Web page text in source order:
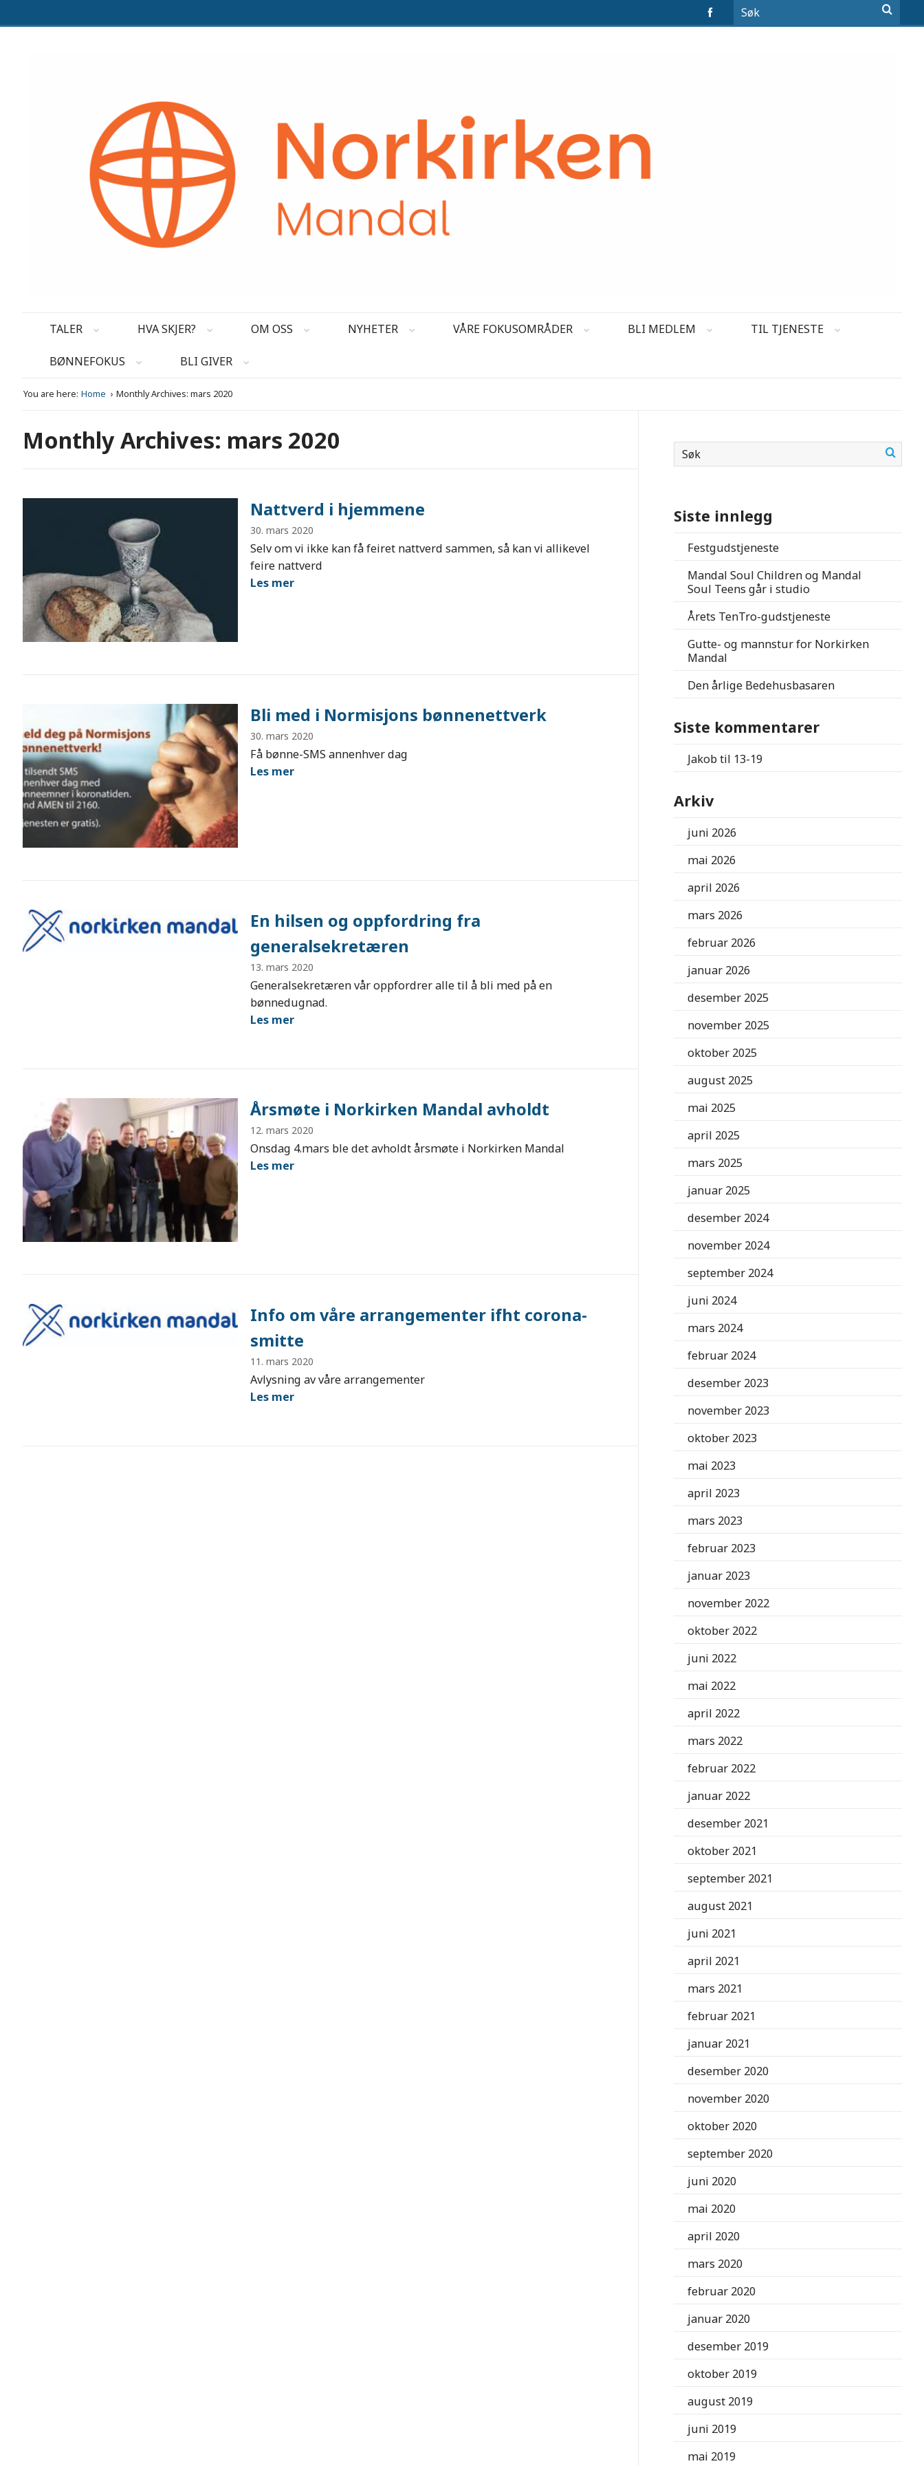
TALER HVA SKJER? OM OSS NYHETER VÅRE FOKUSOMRÅDER BLI MEDLEM TIL TJENESTE
BØNNEFOKUS BLI GIVER
You are here: Home Monthly Archives: mars 2020
Monthly Archives: mars 2020
Nattverd i hjemmene
30. mars 2020
Selv om vi ikke kan få feiret nattverd sammen, så kan vi allikevel
feire nattverd
Les mer
Bli med i Normisjons bønnenettverk
30. mars 2020
Få bønne-SMS annenhver dag
Les mer
En hilsen og oppfordring fra
generalsekretæren
13. mars 2020
Generalsekretæren vår oppfordrer alle til å bli med på en
bønnedugnad.
Les mer
Årsmøte i Norkirken Mandal avholdt
12. mars 2020
Onsdag 4.mars ble det avholdt årsmøte i Norkirken Mandal
Les mer
Info om våre arrangementer ifht corona-
smitte
11. mars 2020
Avlysning av våre arrangementer
Les mer
Siste innlegg
Festgudstjeneste
Mandal Soul Children og Mandal
Soul Teens går i studio
Årets TenTro-gudstjeneste
Gutte- og mannstur for Norkirken
Mandal
Den årlige Bedehusbasaren
Siste kommentarer
Jakobtil 13-19
Arkiv
juni 2026
mai 2026
april 2026
mars 2026
februar 2026
januar 2026
desember 2025
november 2025
oktober 2025
august 2025
mai 2025
april 2025
mars 2025
januar 2025
desember 2024
november 2024
september 2024
juni 2024
mars 2024
februar 2024
desember 2023
november 2023
oktober 2023
mai 2023
april 2023
mars 2023
februar 2023
januar 2023
november 2022
oktober 2022
juni 2022
mai 2022
april 2022
mars 2022
februar 2022
januar 2022
desember 2021
oktober 2021
september 2021
august 2021
juni 2021
april 2021
mars 2021
februar 2021
januar 2021
desember 2020
november 2020
oktober 2020
september 2020
juni 2020
mai 2020
april 2020
mars 2020
februar 2020
januar 2020
desember 2019
oktober 2019
august 2019
juni 2019
mai 2019